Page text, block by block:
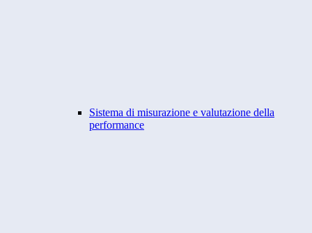
Sistema di misurazione e valutazione della
performance